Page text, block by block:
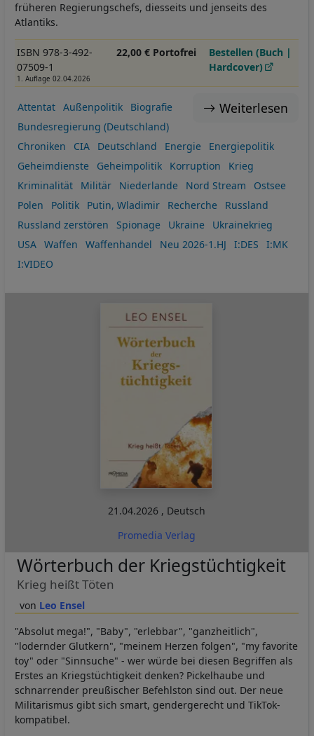
früheren Regierungschefs, diesseits und jenseits des
Atlantiks.
ISBN 978-3-492-
07509-1
1. Auflage 02.04.2026
22,00 € Portofrei
Bestellen (Buch |
Hardcover)
Weiterlesen
Attentat Außenpolitik
Biografie
Bundesregierung (Deutschland)
Chroniken
CIA Deutschland Energie
Energiepolitik
Geheimdienste
Geheimpolitik Korruption
Krieg
Kriminalität
Militär Niederlande Nord Stream
Ostsee
Polen
Politik Putin, Wladimir Recherche
Russland
Russland zerstören
Spionage Ukraine
Ukrainekrieg
USA
Waffen Waffenhandel Neu 2026-1.HJ I:DES
I:MK
I:VIDEO
21.04.2026 , Deutsch
Promedia Verlag
Leo Ensel
Wörterbuch der Kriegstüchtigkeit
Krieg heißt Töten
"Absolut mega!", "Baby", "erlebbar", "ganzheitlich",
"lodernder Glutkern", "meinem Herzen folgen", "my favorite
toy" oder "Sinnsuche" - wer würde bei diesen Begriffen als
Erstes an Kriegstüchtigkeit denken? Pickelhaube und
schnarrender preußischer Befehlston sind out. Der neue
Militarismus gibt sich smart, gendergerecht und TikTok-
kompatibel.